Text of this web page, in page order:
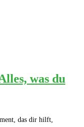
was du
das dir hilft,